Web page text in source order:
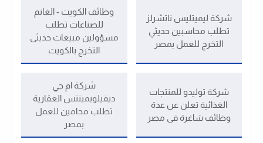
شركة ليميتليس ناتشرلز
تطلب محاسبين حديثي
التخرج للعمل بمصر
وظائف الكويت - الغانم
للصناعات تطلب
مسؤولين مبيعات حديثى
التخرج بالكويت
شركة توليدو للمنتجات
الغذائية تعلن عن عدة
وظائف شاغرة فى مصر
شركة ام جي
ديفيلوبمينتس العقارية
تطلب محامين للعمل
بمصر